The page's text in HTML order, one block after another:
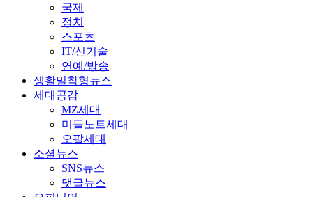
국제
정치
스포츠
IT/신기술
연예/방송
생활밀착형뉴스
세대공감
MZ세대
미들노트세대
오팔세대
소셜뉴스
SNS뉴스
댓글뉴스